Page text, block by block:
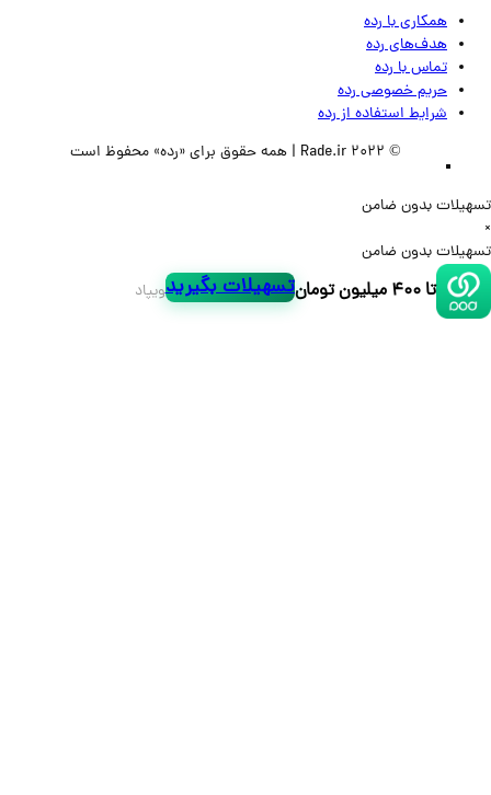
همکاری با رده
هدف‌های رده
تماس‌ با‌ رده
حریم خصوصی رده
شرایط استفاده از رده
بدون ضامن
بدون ضامن
تا ۴۰۰ میلیون تومان تسهیلات بگیریدویپاد